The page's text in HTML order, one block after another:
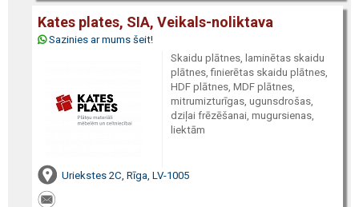
Kates plates, SIA, Veikals-noliktava
Sazinies ar mums šeit!
Skaidu plātnes, laminētas skaidu
plātnes, finierētas skaidu plātnes,
HDF plātnes, MDF plātnes,
mitrumizturīgas, ugunsdrošas,
dziļai frēzēšanai, mugursienas,
liektām
Uriekstes 2C, Rīga, LV-1005